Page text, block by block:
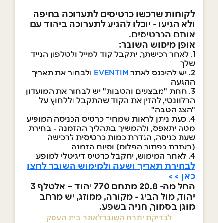
לקוחות שרכשו כרטיסים לתערוכה בחיפה
ולא הגיעו - יוכלו להגיע לתערוכה ביהוד עם
אותם הכרטיסים.
אופן מימוש השובר:
1. לאחר רכישתך, יתקבל קוד למייל ולטלפון הנייד
שלך
2. יש להיכנס לאתר
EVENTIM ולבחור את תאריך
ההגעה
3. תחת "מבצעים והטבות" יש לבחור את המועדון
הרלוונטי, להזין את הקוד שהתקבל וללחוץ על
"הצג הטבה"
4. כעת ניתן לראות שמחיר כרטיס הכניסה המופיע
מטה יתאפס, ולהמשיך בתהליך ההזמנה - בחירת
שעת כניסה, הגדרת כמות כרטיסית לרכישה
(בעזרת כפתור הפלוס) וסיום הזמנה
4. לאחר המימוש, יתקבל כרטיס דיגיטלי למופע
לבחירת תאריך ושעה ולמימוש השובר לחצו
כאן >>
החל מה- 20.8 מתחם 770 יהוד – אלטלף 3
יהוד, מול הביג - מקורה, ממוזג, יש מרחב
מוגן בסמוך, חניה בשפע.
לבדיקת יתרת השוברלאתר בית העסק